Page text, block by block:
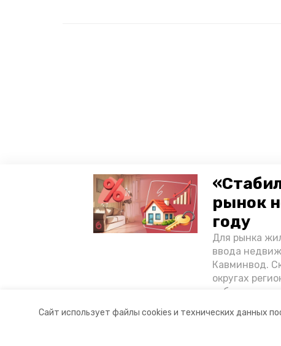
Сайт использует файлы cookies и технических данных
рынок
году
Для рынка
ввода
Кавминвод.
округах
«Победы26».